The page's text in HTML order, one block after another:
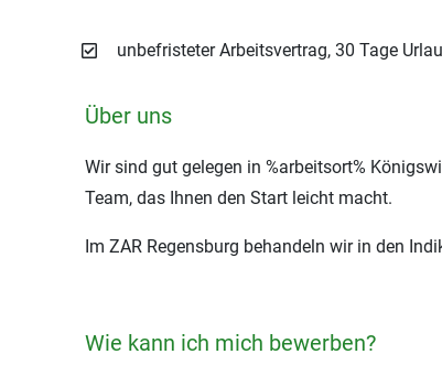
unbefristeter Arbeitsvertrag, 30 Tage
Über uns
Wir sind gut gelegen in %arbeitsort%
Team, das Ihnen den Start leicht macht.
Im ZAR Regensburg behandeln wir in den
Wie kann ich mich bewerben?